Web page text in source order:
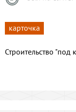
карточка
Строительство